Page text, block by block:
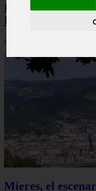
taquilla pero
Rotten Tomatoes
06/08/2026
Mieres, el